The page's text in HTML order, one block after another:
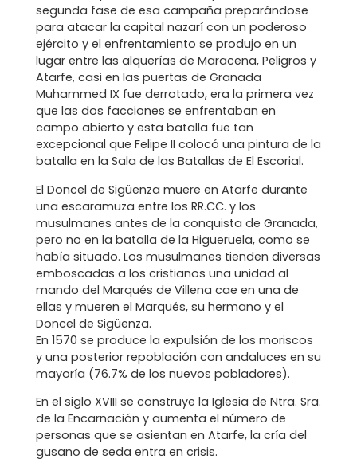
segunda fase de esa campaña preparándose
para atacar la capital nazarí con un poderoso
ejército y el enfrentamiento se produjo en un
lugar entre las alquerías de Maracena, Peligros y
Atarfe, casi en las puertas de Granada
Muhammed IX fue derrotado, era la primera vez
que las dos facciones se enfrentaban en
campo abierto y esta batalla fue tan
excepcional que Felipe II colocó una pintura de la
batalla en la Sala de las Batallas de El Escorial.
El Doncel de Sigüenza muere en Atarfe durante
una escaramuza entre los RR.CC. y los
musulmanes antes de la conquista de Granada,
pero no en la batalla de la Higueruela, como se
había situado. Los musulmanes tienden diversas
emboscadas a los cristianos una unidad al
mando del Marqués de Villena cae en una de
ellas y mueren el Marqués, su hermano y el
Doncel de Sigüenza.
En 1570 se produce la expulsión de los moriscos
y una posterior repoblación con andaluces en su
mayoría (76.7% de los nuevos pobladores).
En el siglo XVIII se construye la Iglesia de Ntra. Sra.
de la Encarnación y aumenta el número de
personas que se asientan en Atarfe, la cría del
gusano de seda entra en crisis.